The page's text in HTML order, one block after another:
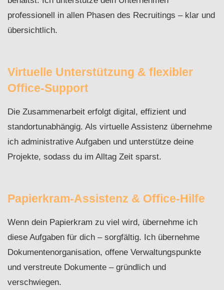
professionell in allen Phasen des Recruitings – klar und
übersichtlich.
Virtuelle Unterstützung & flexibler
Office-Support
Die Zusammenarbeit erfolgt digital, effizient und
standortunabhängig. Als virtuelle Assistenz übernehme
ich administrative Aufgaben und unterstütze deine
Projekte, sodass du im Alltag Zeit sparst.
Papierkram-Assistenz & Office-Hilfe
Wenn dein Papierkram zu viel wird, übernehme ich
diese Aufgaben für dich – sorgfältig. Ich übernehme
Dokumentenorganisation, offene Verwaltungspunkte
und verstreute Dokumente – gründlich und
verschwiegen.